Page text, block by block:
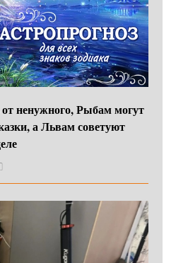
ненужного, Рыбам могут
а Львам советуют